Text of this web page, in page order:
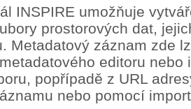
INSPIRE umožňuje
prostorových dat,
Metadatový záznam zde
editoru nebo
popřípadě z URL
nebo pomocí